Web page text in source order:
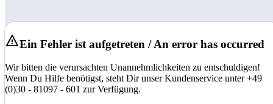
Ein Fehler ist aufgetreten / An error has occurred
Wir bitten die verursachten Unannehmlichkeiten zu entschuldigen!
Wenn Du Hilfe benötigst, steht Dir unser Kundenservice unter +49
(0)30 - 81097 - 601 zur Verfügung.